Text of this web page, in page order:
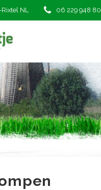
NL 06 229 948 80